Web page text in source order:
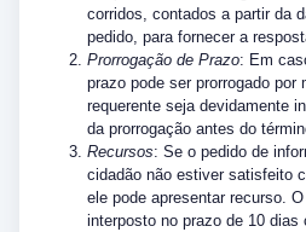
corridos, contados a partir da
pedido, para fornecer a
Prorrogação de Prazo: Em
prazo pode ser prorrogado
requerente seja devidamente
da prorrogação antes do
Recursos: Se o pedido de
cidadão não estiver satisfeito
ele pode apresentar recurso.
interposto no prazo de 10 dias